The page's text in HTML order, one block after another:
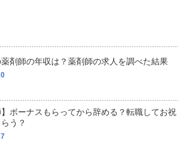
剤師の年収は？薬剤師の求人を調べた結果
】ボーナスもらってから辞める？転職してお祝
う？